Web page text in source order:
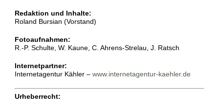
Redaktion und Inhalte:
Roland Bursian (Vorstand)
Fotoaufnahmen:
R.-P. Schulte, W. Kaune, C. Ahrens-Strelau, J. Ratsch
Internetpartner:
Internetagentur Kähler – www.internetagentur-kaehler.de
Urheberrecht: